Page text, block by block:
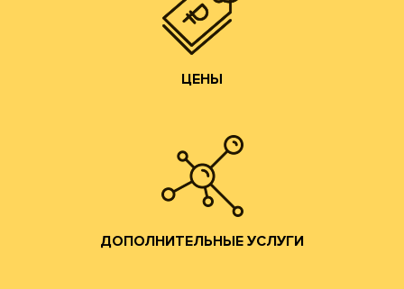
ЦЕНЫ
ЦЕНЫ
ДОПОЛНИТЕЛЬНЫЕ УСЛУГИ
ДОПОЛНИТЕЛЬНЫЕ УСЛУГИ
Разработка конструкций;
Изготовление штанц-форм;
привлекательные условия сотрудничества.
помощь по всем вопросам производства гофротары.